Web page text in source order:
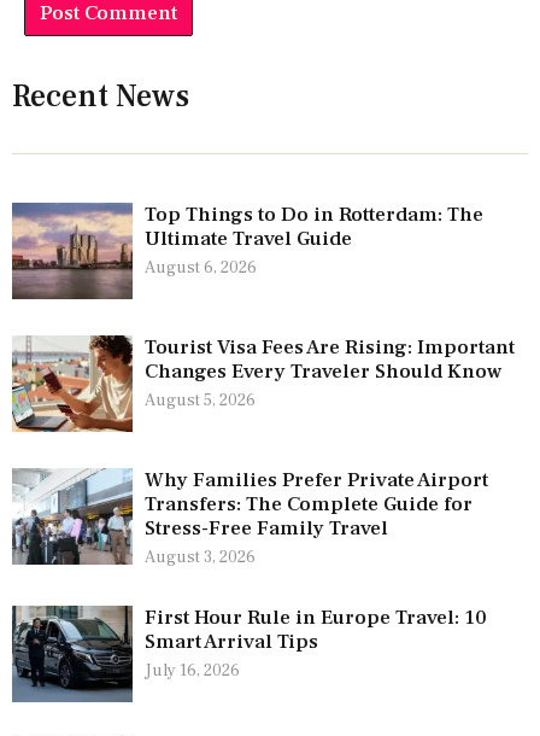
Recent News
Top Things to Do in Rotterdam: The
Ultimate Travel Guide
August 6, 2026
Tourist Visa Fees Are Rising: Important
Changes Every Traveler Should Know
August 5, 2026
Why Families Prefer Private Airport
Transfers: The Complete Guide for
Stress-Free Family Travel
August 3, 2026
First Hour Rule in Europe Travel: 10
Smart Arrival Tips
July 16, 2026